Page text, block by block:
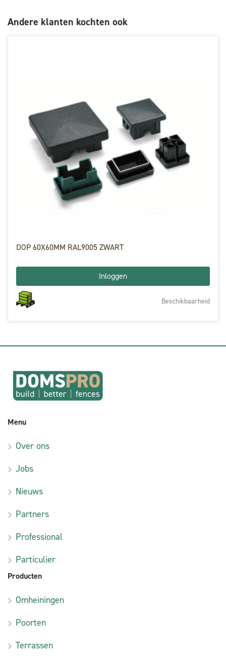
Andere klanten kochten ook
DOP 60X60MM RAL9005 ZWART
Inloggen
Beschikbaarheid
Menu
Over ons
Jobs
Nieuws
Partners
Professional
Particulier
Producten
Omheiningen
Poorten
Terrassen